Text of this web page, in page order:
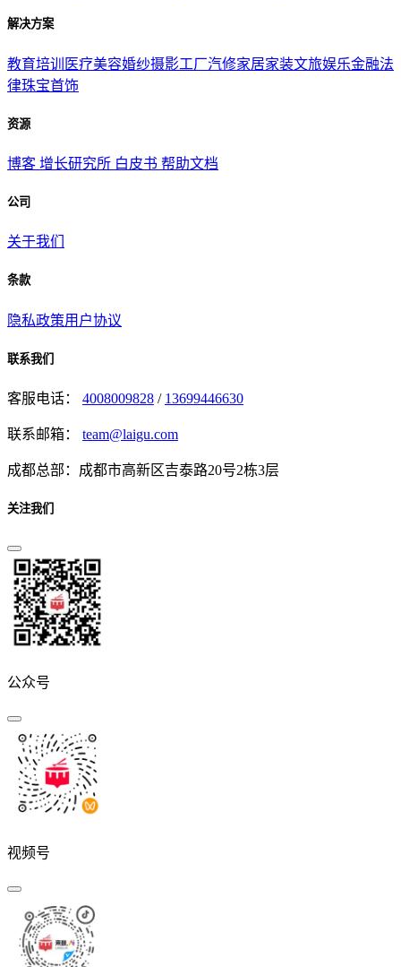
解决方案
教育培训 医疗美容婚纱摄影工厂汽修家居家装文旅娱乐金融法
律珠宝首饰
资源
博客 增长研究所 白皮书 帮助文档
公司
关于我们
条款
隐私政策用户协议
联系我们
客服电话： 4008009828 / 13699446630
联系邮箱： team@laigu.com
成都总部：成都市高新区吉泰路20号2栋3层
关注我们
公众号
视频号